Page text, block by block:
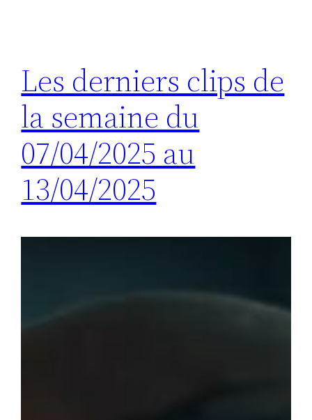
Les derniers clips de
la semaine du
07/04/2025 au
13/04/2025